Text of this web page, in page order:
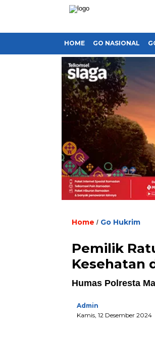
HOME GO NASIONAL
Home / Go Hukrim
Pemilik
Kesehatan
Humas Polresta
Admin
Kamis, 12 Desember 2024